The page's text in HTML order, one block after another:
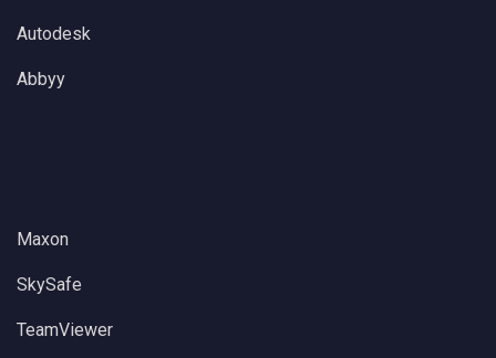
Autodesk
Abbyy
Maxon
SkySafe
TeamViewer